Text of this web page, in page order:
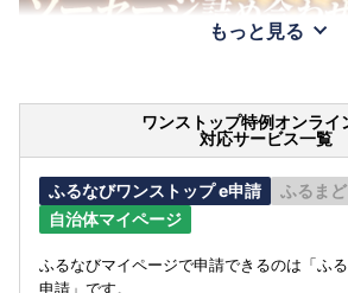
もっと見る
ワンストップ特例オンライ
対応サービス一覧
ふるなびワンストップ e申請
ふるまど
自治体マイページ
ふるなびマイページで申請できるのは「ふ
申請」です。